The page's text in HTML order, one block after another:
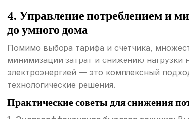
4. Управление потреблением и
до умного дома
Помимо выбора тарифа и счетчика,
минимизации затрат и снижению
электроэнергией — это комплексный
технологические решения.
Практические советы для снижения